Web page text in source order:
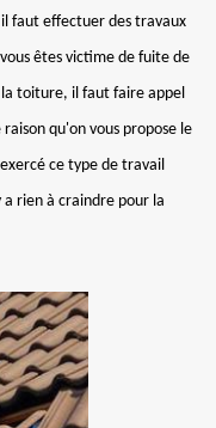
faut effectuer des travaux
êtes victime de fuite de
toiture, il faut faire appel
qu'on vous propose le
ce type de travail
a rien à craindre pour la